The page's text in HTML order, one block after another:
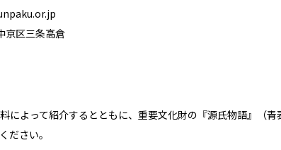
京区三条高倉
によって紹介するとともに、重要文化財の『源氏物語』（
ださい。